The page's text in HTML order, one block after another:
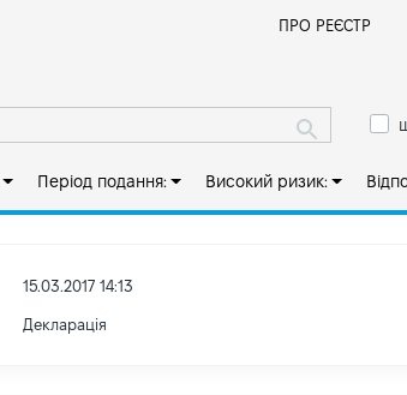
ПРО РЕЄСТР
Період подання: Високий ризик:
15.03.2017 14:13
Декларація